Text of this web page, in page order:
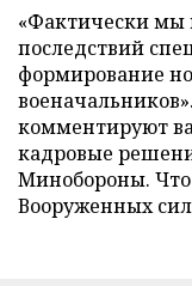
«Фактически
последствий
формирование
комментируют
кадровые
Минобороны.
Вооруженных